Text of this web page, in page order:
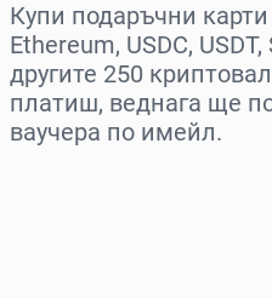
Купи подаръчни
Ethereum, USDC,
другите 250
платиш, веднага ще
ваучера по имейл.